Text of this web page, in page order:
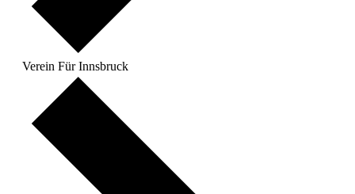
Verein Für Innsbruck